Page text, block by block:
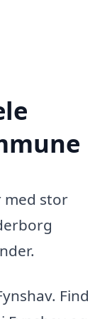
med stor
Find